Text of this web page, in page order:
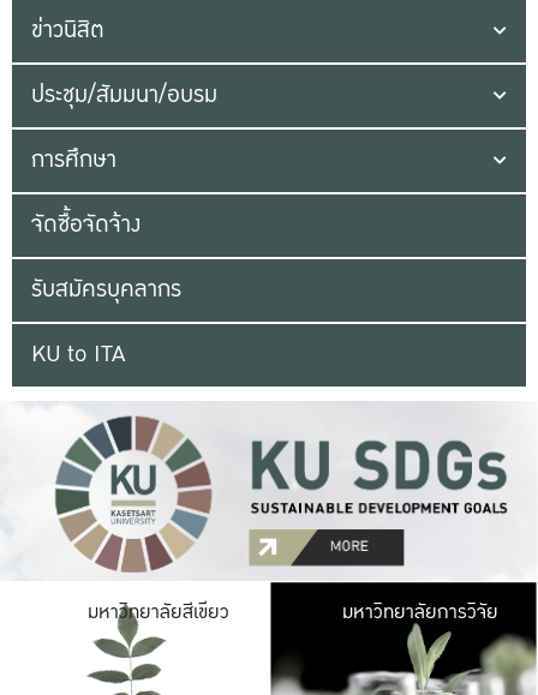
ข่าวนิสิต
ประชุม/สัมมนา/อบรม
การศึกษา
จัดซื้อจัดจ้าง
รับสมัครบุคลากร
KU to ITA
มหาวิทยาลัยสีเขียว มหาวิ
มีพื้นที่เขียวสดใส
เป็นป่าในเมือง เกษต
มหาวิทยาลัยการวิจัย